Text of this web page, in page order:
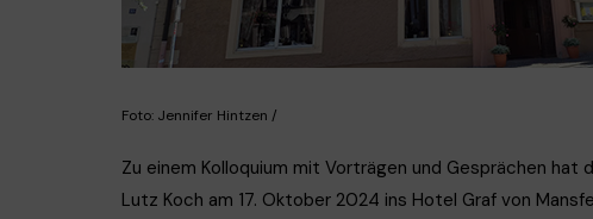
Foto: Jennifer Hintzen /
Zu einem Kolloquium mit Vorträgen und Gesprächen hat
Lutz Koch am 17. Oktober 2024 ins Hotel Graf von